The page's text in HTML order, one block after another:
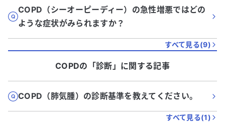
COPD（シーオーピーディー）の急性増悪ではどの
ような症状がみられますか？
すべて見る(9)
COPDの「診断 」に関する記事
COPD（肺気腫）の診断基準を教えてください。
すべて見る(1)